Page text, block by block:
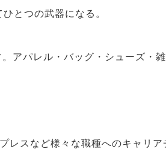
とつの武器になる。
アパレル・バッグ・シューズ・
レスなど様々な職種へのキャリア